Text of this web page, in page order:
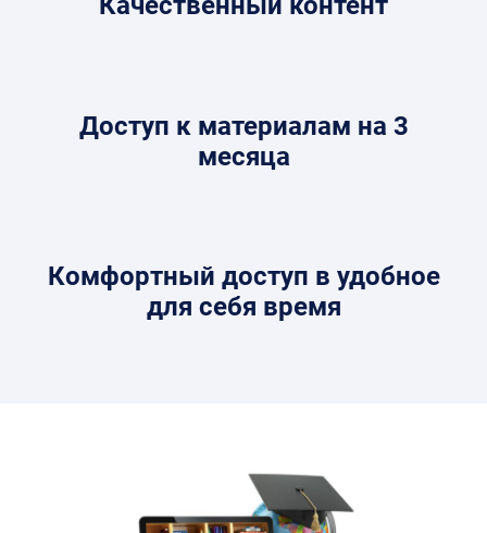
Доступ к материалам на 3
месяца
Комфортный доступ в удобное
для себя время